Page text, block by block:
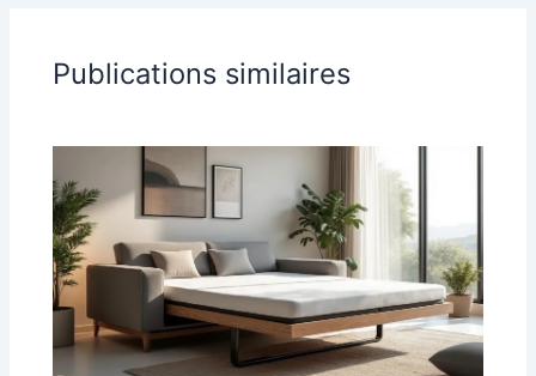
Publications similaires